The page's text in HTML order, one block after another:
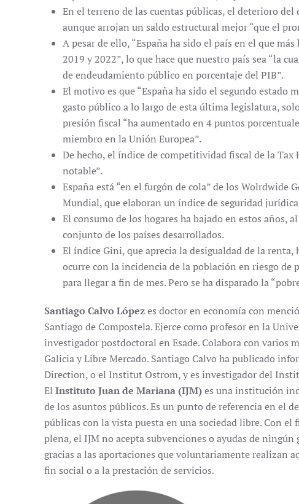
En el terreno de las cuentas públicas, el deterioro
aunque arrojan un saldo estructural mejor “que el
A pesar de ello, “España ha sido el país en el que
2019 y 2022”, lo que hace que nuestro país sea “la
de endeudamiento público en porcentaje del PIB”.
El motivo es que “España ha sido el segundo estado
gasto público a lo largo de esta última legislatura,
presión fiscal “ha aumentado en 4 puntos
miembro en la Unión Europea”.
De hecho, el índice de competitividad fiscal de la Tax
notable”.
España está “en el furgón de cola” de los Wolrdwide
Mundial, que elaboran un índice de seguridad
El consumo de los hogares ha bajado en estos años,
conjunto de los países desarrollados.
El índice Gini, que aprecia la desigualdad de la renta,
ocurre con la incidencia de la población en riesgo de
para llegar a fin de mes. Pero se ha disparado la
Santiago Calvo Lópezes doctor en economía con
Santiago de Compostela. Ejerce como profesor en la
investigador postdoctoral en Esade. Colabora con varios
Galicia y Libre Mercado. Santiago Calvo ha publicado
Direction, o el Institut Ostrom, y es investigador del
El Instituto Juan de Mariana (IJM)es una institución
de los asuntos públicos. Es un punto de referencia en el
públicas con la vista puesta en una sociedad libre. Con
plena, el IJM no acepta subvenciones o ayudas de
gracias a las aportaciones que voluntariamente realizan
fin social o a la prestación de servicios.